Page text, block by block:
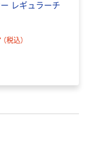
レギュラーチ
（税込）